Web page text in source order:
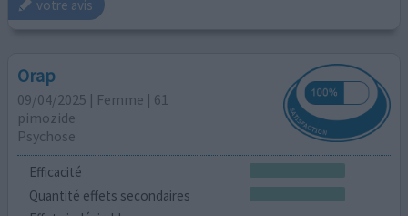
votre avis
Orap
09/04/2025 | Femme | 61
pimozide
Psychose
Efficacité
Quantité effets secondaires